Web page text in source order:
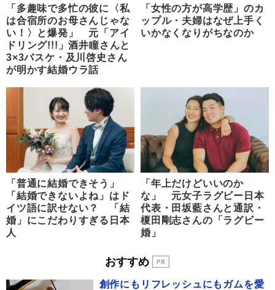
「多趣味で多忙の彼に〈私
は合宿所のお母さんじゃな
い！〉と爆発」 元「アイ
ドリング!!!」酒井瞳さんと
3×3バスケ・及川啓史さん
が明かす結婚ウラ話
「女性の方が高学歴」のカ
ップル・夫婦はなぜ上手く
いかなくなりがちなのか
「普通に結婚できそう」
「結婚できないよね」はド
イツ語に訳せない？ 「結
婚」にこだわりすぎる日本
人
「年上だけどいいのか
な」 元女子ラグビー日本
代表・田坂藍さんと通訳・
榎田剛志さんの「ラグビー
婚」
おすすめ
創作にもリフレッシュにもガムを愛